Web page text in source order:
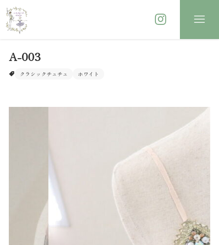
A-003
クラシックチュチュ ホワイト